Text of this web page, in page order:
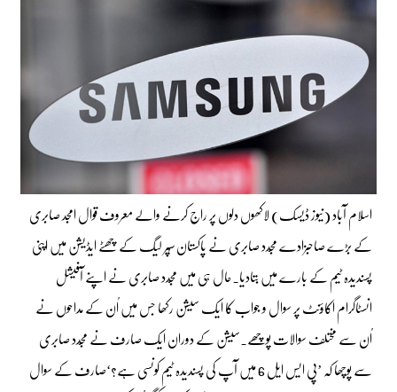
اسلام آباد (نیوز ڈیسک) لاکھوں دلوں پر راج کرنے والے معروف قوال امجد صابری
کے بڑے صاحبزادے مجّدد صابری نے پاکستان سُپر لیگ کے چھٹے ایڈیشن میں اپنی
پسندیدہ ٹیم کے بارے میں بتادیا۔حال ہی میں مجّدد صابری نے اپنے آفیشل
انسٹاگرام اکاؤنٹ پر سوال و جواب کا ایک سیشن رکھا جس میں اُن کے مداحوں نے
اُن سے مختلف سوالات پوچھے۔سیشن کے دوران ایک صارف نے مجّدد صابری
سے پوچھا کہ ’پی ایس ایل 6 میں آپ کی پسندیدہ ٹیم کونسی ہے؟‘صارف کے سوال